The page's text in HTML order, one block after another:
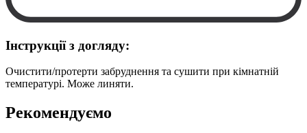
Інструкції з догляду:
Очистити/протерти забруднення та сушити при кімнатній
температурі. Може линяти.
Рекомендуємо